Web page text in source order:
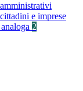
e imprese
2